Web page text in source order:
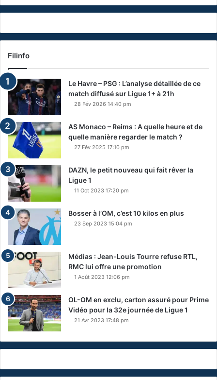
Filinfo
Le Havre – PSG : L’analyse détaillée de ce
match diffusé sur Ligue 1+ à 21h
28 Fév 2026 14:40 pm
AS Monaco – Reims : A quelle heure et de
quelle manière regarder le match ?
27 Fév 2025 17:10 pm
DAZN, le petit nouveau qui fait rêver la
Ligue 1
11 Oct 2023 17:20 pm
Bosser à l’OM, c’est 10 kilos en plus
23 Sep 2023 15:04 pm
Médias : Jean-Louis Tourre refuse RTL,
RMC lui offre une promotion
1 Août 2023 12:06 pm
OL-OM en exclu, carton assuré pour Prime
Vidéo pour la 32e journée de Ligue 1
21 Avr 2023 17:48 pm